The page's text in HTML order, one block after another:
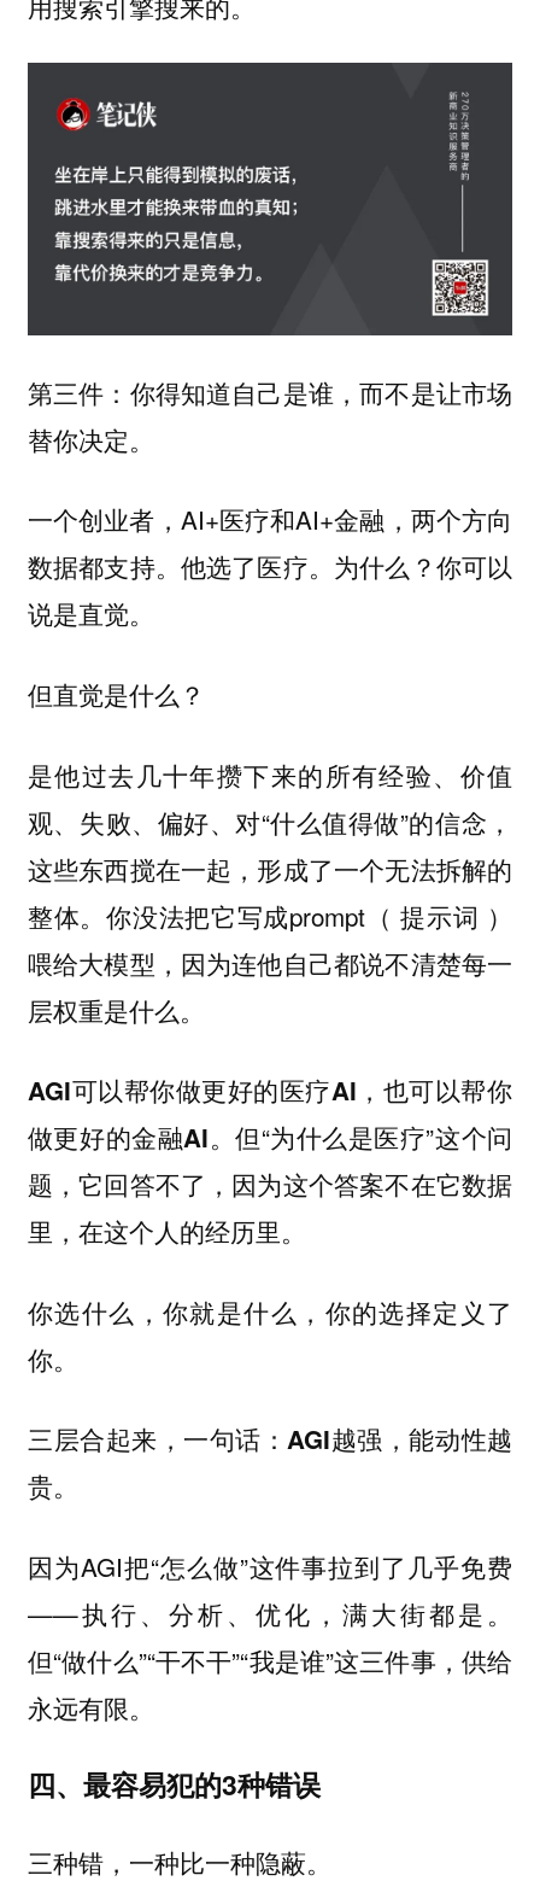
第三件：你得知道自己是谁，而不是让市场
替你决定。
一个创业者，AI+医疗和AI+金融，两个方向
数据都支持。他选了医疗。为什么？你可以
说是直觉。
但直觉是什么？
是他过去几十年攒下来的所有经验、价值
观、失败、偏好、对“什么值得做”的信念，
这些东西搅在一起，形成了一个无法拆解的
整体。你没法把它写成prompt（ 提示词 ）
喂给大模型，因为连他自己都说不清楚每一
层权重是什么。
AGI可以帮你做更好的医疗AI，也可以帮你
做更好的金融AI。但“为什么是医疗”这个问
题，它回答不了，因为这个答案不在它数据
里，在这个人的经历里。
你选什么，你就是什么，你的选择定义了
你。
三层合起来，一句话：AGI越强，能动性越
贵。
因为AGI把“怎么做”这件事拉到了几乎免费
——执行、分析、优化，满大街都是。
但“做什么”“干不干”“我是谁”这三件事，供给
永远有限。
四、最容易犯的3种错误
三种错，一种比一种隐蔽。